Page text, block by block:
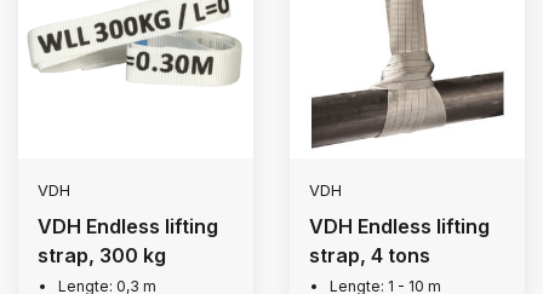
VDH
VDH Endless lifting
strap, 300 kg
Lengte: 0,3 m
VDH
VDH Endless lifting
strap, 4 tons
Lengte: 1 - 10 m